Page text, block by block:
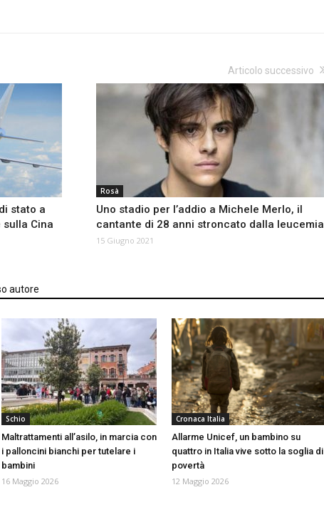
stato a
sulla Cina
Articolo successivo
Rosà
Uno stadio per l’addio a Michele Merlo, il
cantante di 28 anni stroncato dalla leucemia
15 Giugno 2021
autore
Schio
Maltrattamenti all’asilo, in marcia con
i palloncini bianchi per tutelare i
bambini
16 Maggio 2026
Cronaca Italia
Allarme Unicef, un bambino su
quattro in Italia vive sotto la soglia di
povertà
12 Maggio 2026